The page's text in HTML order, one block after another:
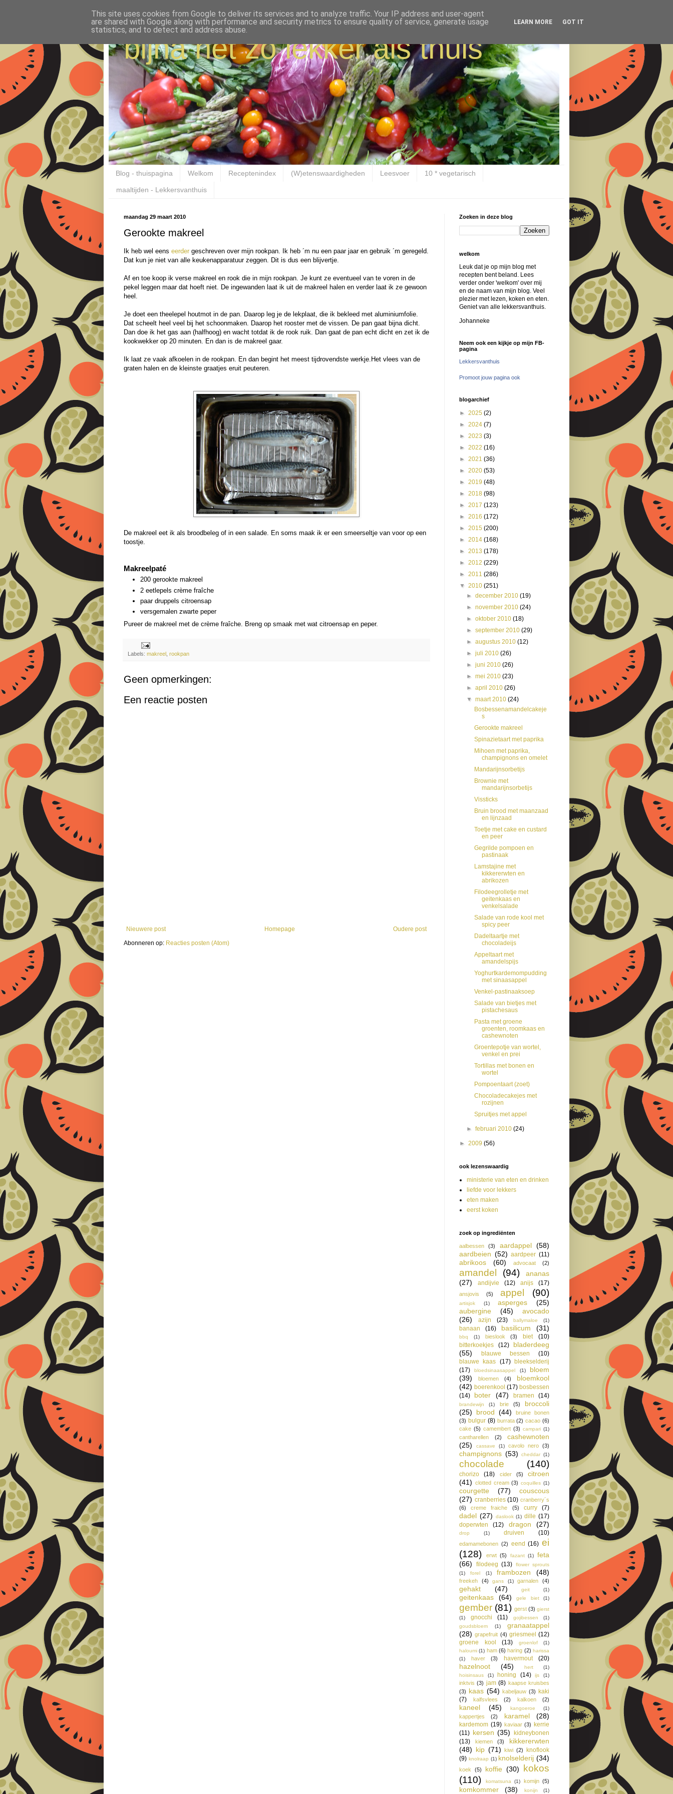
bijna net zo lekker als thuis
Blog - thuispagina Welkom Receptenindex (W)etenswaardigheden Leesvoer 10 * vegetarisch
maaltijden - Lekkersvanthuis
maandag 29 maart 2010
Gerookte makreel
Ik heb wel eens eerder geschreven over mijn rookpan. Ik heb ´m nu een paar jaar en gebruik ´m geregeld.
Dat kun je niet van alle keukenapparatuur zeggen. Dit is dus een blijvertje.
Af en toe koop ik verse makreel en rook die in mijn rookpan. Je kunt ze eventueel van te voren in de
pekel leggen maar dat hoeft niet. De ingewanden laat ik uit de makreel halen en verder laat ik ze gewoon
heel.
Je doet een theelepel houtmot in de pan. Daarop leg je de lekplaat, die ik bekleed met aluminiumfolie.
Dat scheelt heel veel bij het schoonmaken. Daarop het rooster met de vissen. De pan gaat bijna dicht.
Dan doe ik het gas aan (halfhoog) en wacht totdat ik de rook ruik. Dan gaat de pan echt dicht en zet ik de
kookwekker op 20 minuten. En dan is de makreel gaar.
Ik laat ze vaak afkoelen in de rookpan. En dan begint het meest tijdrovendste werkje.Het vlees van de
graten halen en de kleinste graatjes eruit peuteren.
De makreel eet ik als broodbeleg of in een salade. En soms maak ik er een smeerseltje van voor op een
toostje.
Makreelpaté
200 gerookte makreel
2 eetlepels crème fraîche
paar druppels citroensap
versgemalen zwarte peper
Pureer de makreel met de crème fraîche. Breng op smaak met wat citroensap en peper.
Labels: makreel rookpan
Geen opmerkingen:
Een reactie posten
Nieuwere post Oudere post
Homepage
Abonneren op: Reacties posten (Atom)
Zoeken in deze blog
welkom
Leuk dat je op mijn blog met
recepten bent beland. Lees
verder onder 'welkom' over mij
en de naam van mijn blog. Veel
plezier met lezen, koken en eten.
Geniet van alle lekkersvanthuis.
Johanneke
Neem ook een kijkje op mijn FB-
pagina
Lekkersvanthuis
Promoot jouw pagina ook
blogarchief
► 2025 (2)
► 2024 (7)
► 2023 (3)
► 2022 (16)
► 2021 (36)
► 2020 (53)
► 2019 (48)
► 2018 (98)
► 2017 (123)
► 2016 (172)
► 2015 (200)
► 2014 (168)
► 2013 (178)
► 2012 (229)
► 2011 (286)
▼ 2010 (251)
►december 2010(19)
►november 2010(24)
►oktober 2010(18)
►september 2010(29)
►augustus 2010(12)
►juli 2010(26)
►juni 2010(26)
►mei 2010(23)
►april 2010(26)
▼maart 2010(24)
Bosbessenamandelcakeje
s
Gerookte makreel
Spinazietaart met paprika
Mihoen met paprika,
champignons en omelet
Mandarijnsorbetijs
Brownie met
mandarijnsorbetijs
Vissticks
Bruin brood met maanzaad
en lijnzaad
Toetje met cake en custard
en peer
Gegrilde pompoen en
pastinaak
Lamstajine met
kikkererwten en
abrikozen
Filodeegrolletje met
geitenkaas en
venkelsalade
Salade van rode kool met
spicy peer
Dadeltaartje met
chocoladeijs
Appeltaart met
amandelspijs
Yoghurtkardemompudding
met sinaasappel
Venkel-pastinaaksoep
Salade van bietjes met
pistachesaus
Pasta met groene
groenten, roomkaas en
cashewnoten
Groentepotje van wortel,
venkel en prei
Tortillas met bonen en
wortel
Pompoentaart (zoet)
Chocoladecakejes met
rozijnen
Spruitjes met appel
►februari 2010(24)
► 2009 (56)
ook lezenswaardig
ministerie van eten en drinken
liefde voor lekkers
eten maken
eerst koken
zoek op ingrediënten
aalbessen (3) aardappel (58)
aardbeien (52) aardpeer (11)
abrikoos (60) advocaat (2)
amandel (94)
ananas
(27)
andijvie (12) anijs (17)
ansjovis (5) appel (90)
artisjok (1) asperges
(25)
aubergine
(45)
avocado
(26)
azijn (23) ballymaloe (1)
banaan (16) basilicum (31)
bbq (1) bieslook (3) biet
(10)
bitterkoekjes
(12)
bladerdeeg
(55)
blauwe bessen
(10)
blauwe kaas (17) bleekselderij
(17)
bloedsinaasappel (1)
bloem
(39)
bloemen (4)
bloemkool
(42) boerenkool (17) bosbessen
(14)
boter (47) bramen (14)
brandewijn (1) brie (5)
broccoli
(25)
brood (44)
bruine bonen
(3) bulgur (8) burrata (2) cacao (6)
cake (5) camembert (3) campari (1)
cantharellen (2)
cashewnoten
(25)
cassave (1) cavolo nero (3)
champignons (53) cheddar (1)
chocolade (140)
chorizo (18) cider (5)
citroen
(41) clotted cream (3) coquilles (1)
courgette (77)
couscous
(27) cranberries (10) cranberry´s
(6)
creme fraiche (5) curry (7)
dadel (27) daslook (1) dille (17)
doperwten
(12) dragon (27)
drop (1) druiven (10)
edamamebonen (2) eend (16) ei
(128)
erwt (5) fazant (1)
feta
(66)
filodeeg (13)
flower sprouts
(1)
forel (1) frambozen (48)
freekeh (4) gans (1) garnalen (4)
gehakt (47) geit (1)
geitenkaas (64) gele biet (1)
gember (81) gerst (3) gierst
(1)
gnocchi (11) gojibessen
(1)
goudsbloem
(1)
granaatappel
(28) grapefruit (4) griesmeel (12)
groene kool
(13) groenlof
(1)
haloumi (1) ham (6) haring (2) harissa
(1)
haver (3) havermout (20)
hazelnoot (45) hert
(1)
hoisinsaus
(1) honing (14) ijs (1)
inktvis (3) jam (8) kaapse kruisbes
(3) kaas (54) kabeljauw (3) kaki
(7)
kalfsvlees (2) kalkoen (2)
kaneel (45) kangoeroe (1)
kappertjes (2) karamel (28)
kardemom (19) kaviaar (3) kerrie
(11) kersen (35) kidneybonen
(13)
kiemen (3)
kikkererwten
(48) kip (71) kiwi (2) knoflook
(9) knolraap (1) knolselderij (34)
koek (5) koffie (30)
kokos
(110)
komatsuna (1) komijn (5)
komkommer (38) konijn (1)
This site uses cookies from Google to deliver its services and to analyze traffic. Your IP address and user-agent
are shared with Google along with performance and security metrics to ensure quality of service, generate usage
statistics, and to detect and address abuse.
LEARN MORE GOT IT